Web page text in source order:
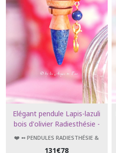
Elégant pendule Lapis-lazuli
bois d'olivier Radiesthésie -
géobiologie - Soins et
❤️ ➻ PENDULES RADIESTHÉSIE &
131€78